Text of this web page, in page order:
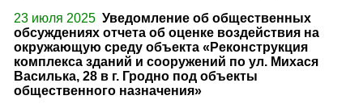
23 июля 2025 Уведомление об общественных
обсуждениях отчета об оценке воздействия на
окружающую среду объекта «Реконструкция
комплекса зданий и сооружений по ул. Михася
Василька, 28 в г. Гродно под объекты
общественного назначения»